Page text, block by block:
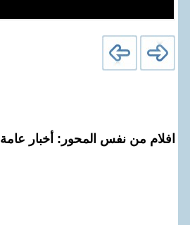
افلام من نفس المحور: أخبار عامة